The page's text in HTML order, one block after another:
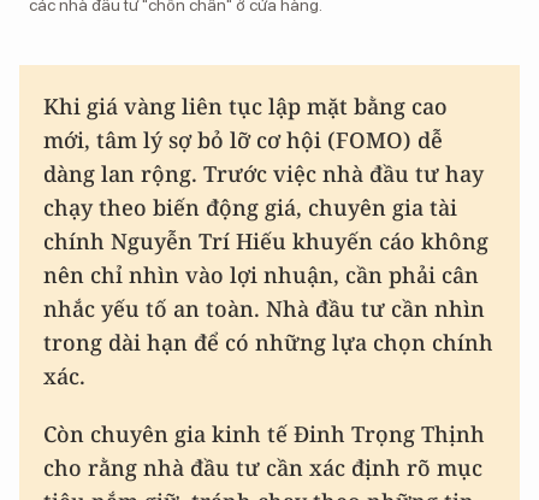
các nhà đầu tư "chôn chân" ở cửa hàng.
Khi giá vàng liên tục lập mặt bằng cao
mới, tâm lý sợ bỏ lỡ cơ hội (FOMO) dễ
dàng lan rộng. Trước việc nhà đầu tư hay
chạy theo biến động giá, chuyên gia tài
chính Nguyễn Trí Hiếu khuyến cáo không
nên chỉ nhìn vào lợi nhuận, cần phải cân
nhắc yếu tố an toàn. Nhà đầu tư cần nhìn
trong dài hạn để có những lựa chọn chính
xác.
Còn chuyên gia kinh tế Đinh Trọng Thịnh
cho rằng nhà đầu tư cần xác định rõ mục